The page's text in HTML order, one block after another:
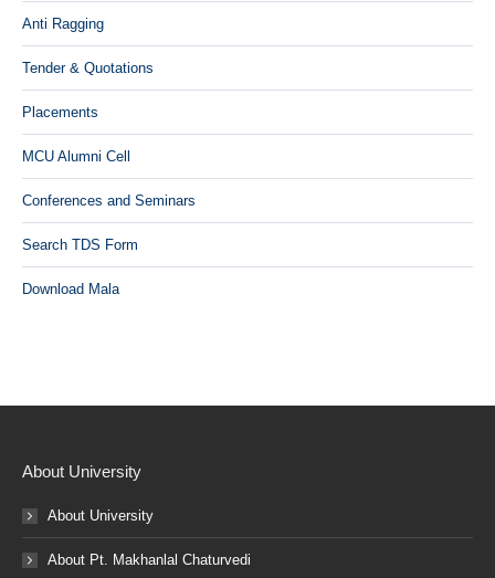
Anti Ragging
Tender & Quotations
Placements
MCU Alumni Cell
Conferences and Seminars
Search TDS Form
Download Mala
About University
About University
About Pt. Makhanlal Chaturvedi